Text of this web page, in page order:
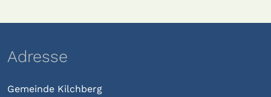
Adresse
Gemeinde Kilchberg